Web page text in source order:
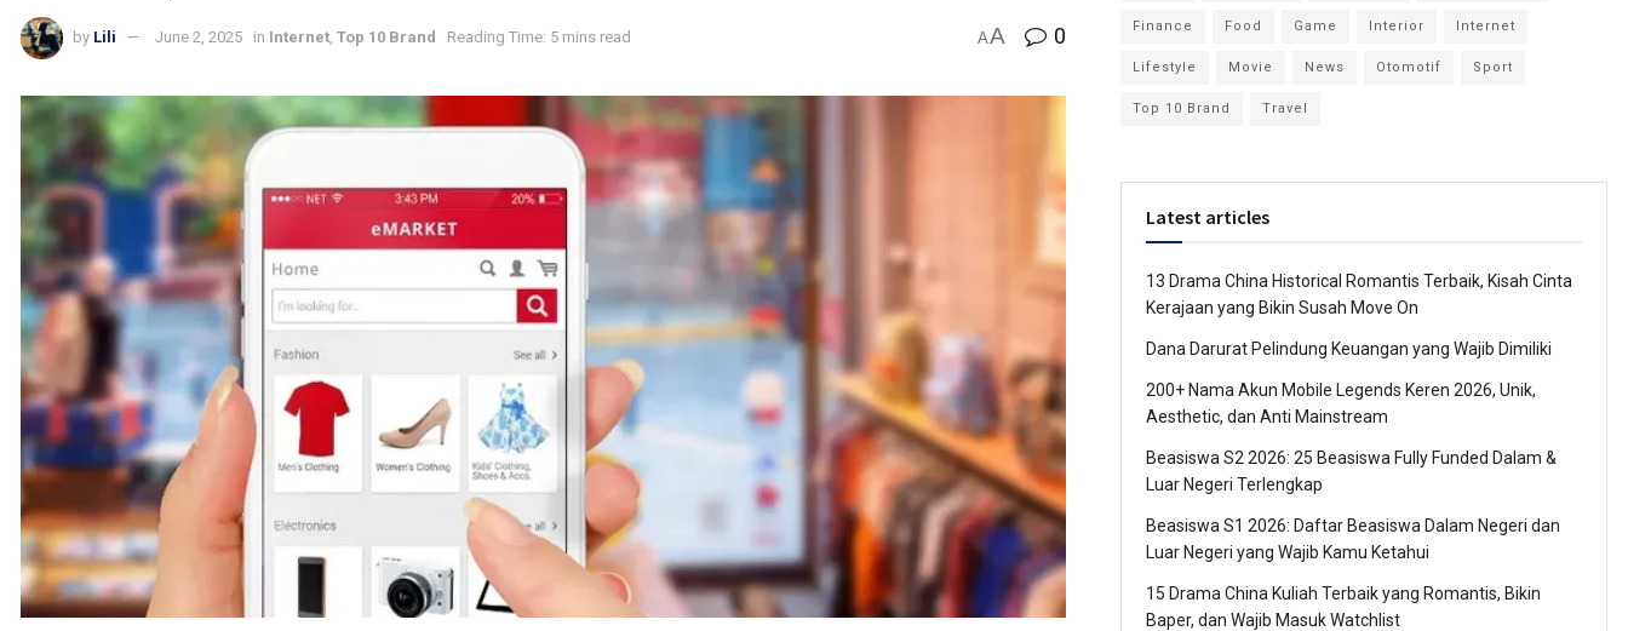
by Lili June 2, 2025 in Internet Top 10 Brand Reading Time: 5 mins read AA 0 Finance Food Game Interior Internet
Lifestyle Movie News Otomotif Sport
Top 10 Brand Travel
Latest articles
13 Drama China Historical Romantis Terbaik, Kisah Cinta
Kerajaan yang Bikin Susah Move On
Dana Darurat Pelindung Keuangan yang Wajib Dimiliki
200+ Nama Akun Mobile Legends Keren 2026, Unik,
Aesthetic, dan Anti Mainstream
Beasiswa S2 2026: 25 Beasiswa Fully Funded Dalam &
Luar Negeri Terlengkap
Beasiswa S1 2026: Daftar Beasiswa Dalam Negeri dan
Luar Negeri yang Wajib Kamu Ketahui
15 Drama China Kuliah Terbaik yang Romantis, Bikin
Baper, dan Wajib Masuk Watchlist